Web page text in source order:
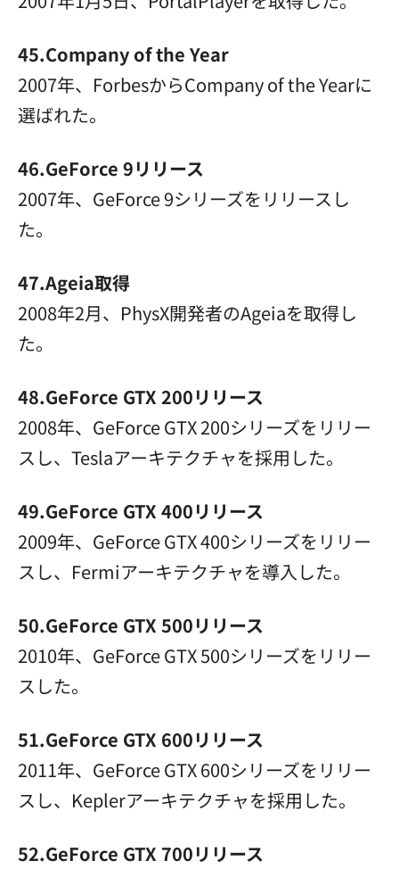
45.Company of the Year
2007年、ForbesからCompany of the Yearに
選ばれた。
46.GeForce 9リリース
2007年、GeForce 9シリーズをリリースし
た。
47.Ageia取得
2008年2月、PhysX開発者のAgeiaを取得し
た。
48.GeForce GTX 200リリース
2008年、GeForce GTX 200シリーズをリリー
スし、Teslaアーキテクチャを採用した。
49.GeForce GTX 400リリース
2009年、GeForce GTX 400シリーズをリリー
スし、Fermiアーキテクチャを導入した。
50.GeForce GTX 500リリース
2010年、GeForce GTX 500シリーズをリリー
スした。
51.GeForce GTX 600リリース
2011年、GeForce GTX 600シリーズをリリー
スし、Keplerアーキテクチャを採用した。
52.GeForce GTX 700リリース